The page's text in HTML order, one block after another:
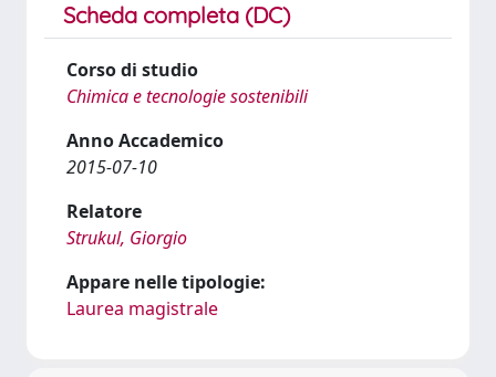
Scheda completa (DC)
Corso di studio
Chimica e tecnologie sostenibili
Anno Accademico
2015-07-10
Relatore
Strukul, Giorgio
Appare nelle tipologie:
Laurea magistrale